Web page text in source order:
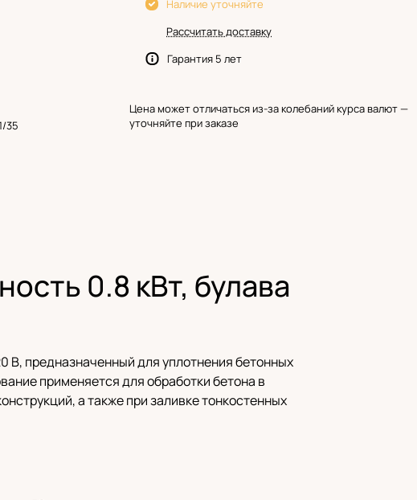
35
Наличие уточняйте
Рассчитать доставку
Гарантия 5 лет
Цена может отличаться из-за колебаний курса валют —
уточняйте при заказе
0.8 кВт, булава
В, предназначенный для уплотнения бетонных
применяется для обработки бетона в
а также при заливке тонкостенных